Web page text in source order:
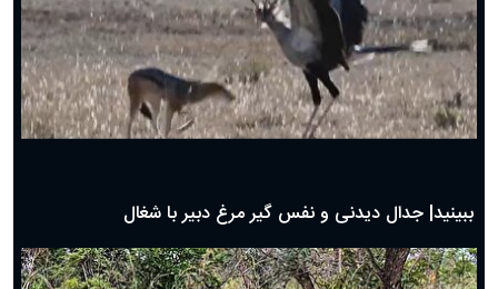
دعای روز چهارم ماه مبارک رمضان؛ ۳ اسفند ۱۴۰۴
دعای روز سوم ماه مبارک رمضان؛ ۱۴ اسفند ۱۴۰۴
دعای روز دوم ماه مبارک رمضان ۱ اسفند ماه ۱۴۰۴
دعای روز اول ماه مبارک رمضان، ۳۰ بهمن ۱۴۰۴
حضرت زینب(س) چگونه از دنیا رفت؟
ببینید| جدال دیدنی و نفس گیر مرغ دبیر با شغال